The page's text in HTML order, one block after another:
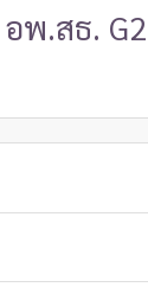
พ.สธ. G2